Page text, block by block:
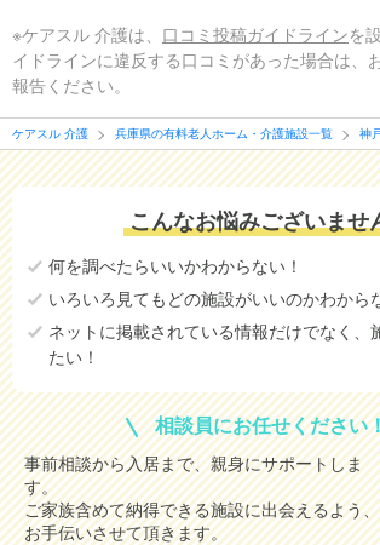
※ケアスル 介護は、 口コミ投稿ガイドラインを
イドラインに違反する口コミがあった場合は、
報告ください。
ケアスル 介護 兵庫県の有料老人ホーム・介護施設一覧 神
こんなお悩みございませ
何を調べたらいいかわからない！
いろいろ見てもどの施設がいいのかわから
ネットに掲載されている情報だけでなく、
たい！
相談員にお任せください
事前相談から入居まで、親身にサポートしま
す。
ご家族含めて納得できる施設に出会えるよう、
お手伝いさせて頂きます。